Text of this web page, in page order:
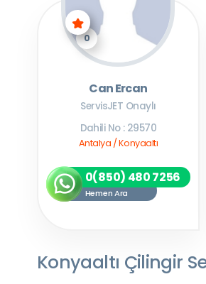
0
Can Ercan
ServisJET Onaylı
Dahili No : 29570
Antalya / Konyaaltı
0(850) 480 7256
Hemen Ara
Konyaaltı Çilingir